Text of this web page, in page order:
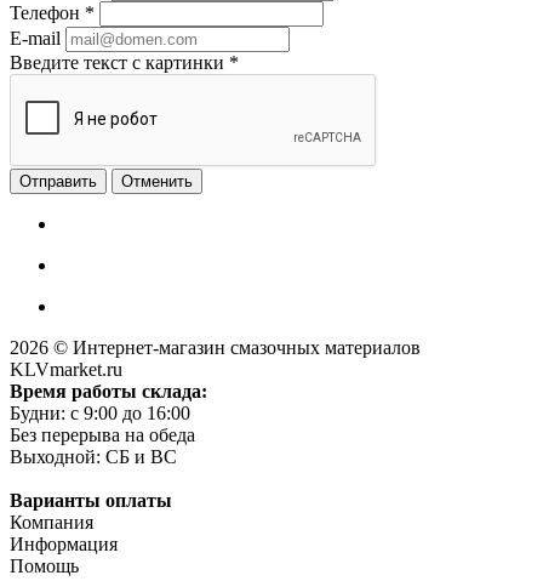
Телефон *
E-mail
Введите текст с картинки *
Отменить
2026 © Интернет-магазин смазочных материалов
KLVmarket.ru
Время работы склада:
Будни: c 9:00 до 16:00
Без перерыва на обеда
Выходной: СБ и ВС
Варианты оплаты
Компания
Информация
Помощь